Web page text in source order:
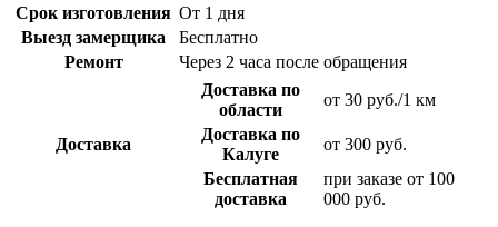
Срок изготовления От 1 дня
Выезд замерщика
Бесплатно
Ремонт
Через 2 часа после обращения
Доставка
Доставка по
области
от 30 руб./1 км
Доставка по
Калуге
от 300 руб.
Бесплатная
доставка
при заказе от 100
000 руб.